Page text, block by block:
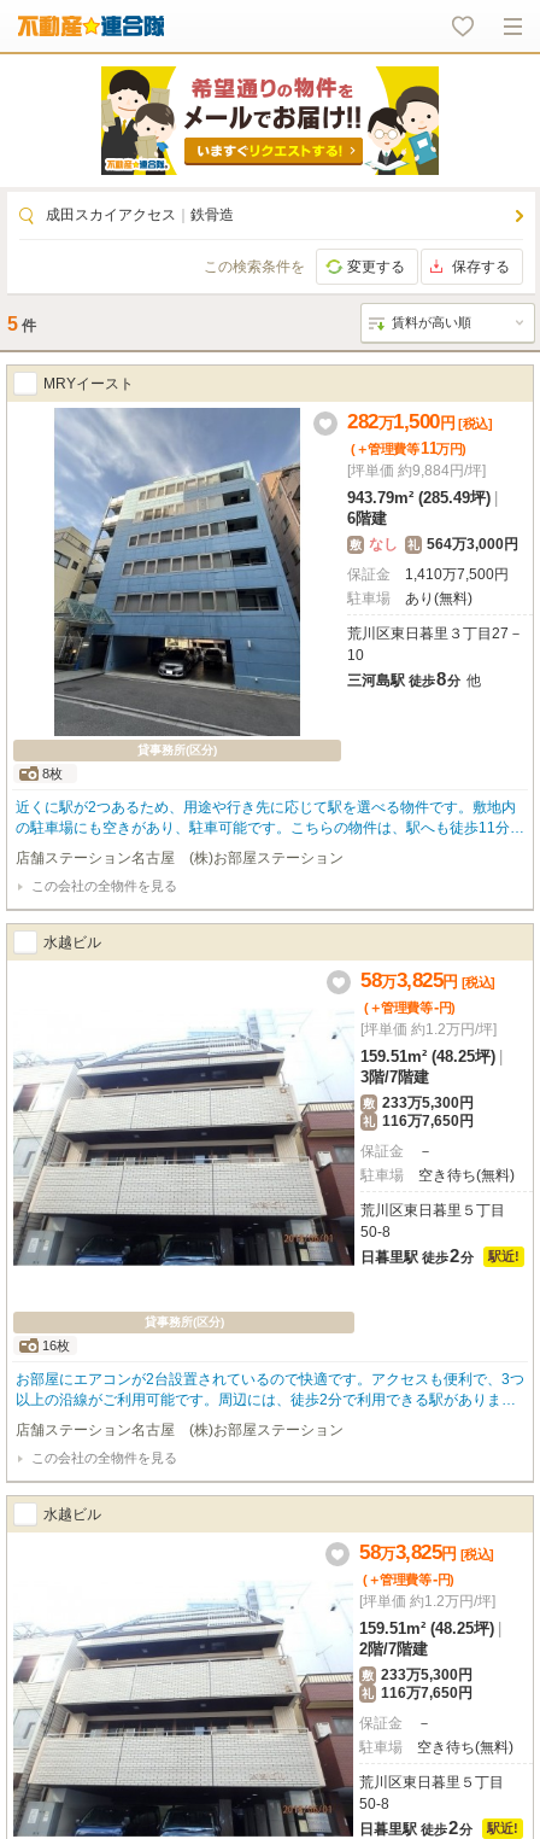
成田スカイアクセス 鉄骨造
この検索条件を 変更する 保存する
5 件
MRYイースト
貸事務所(区分)
8枚
282万1,500円 [税込]
(＋管理費等11万円)
[坪単価 約9,884円/坪]
943.79m² (285.49坪)
6階建
敷 なし 礼 564万3,000円
保証金
1,410万7,500円
駐車場
あり(無料)
荒川区東日暮里３丁目27－
10
三河島駅 徒歩8分 他
近くに駅が2つあるため、用途や行き先に応じて駅を選べる物件です。敷地内
の駐車場にも空きがあり、駐車可能です。こちらの物件は、駅へも徒歩11分と
歩いてアクセスできます。
店舗ステーション名古屋 (株)お部屋ステーション
この会社の全物件を見る
水越ビル
貸事務所(区分)
16枚
58万3,825円 [税込]
(＋管理費等-円)
[坪単価 約1.2万円/坪]
159.51m² (48.25坪)
3階/7階建
敷 233万5,300円
礼 116万7,650円
保証金
－
駐車場
空き待ち(無料)
荒川区東日暮里５丁目
50-8
日暮里駅 徒歩2分 駅近!
お部屋にエアコンが2台設置されているので快適です。アクセスも便利で、3つ
以上の沿線がご利用可能です。周辺には、徒歩2分で利用できる駅がありま
す。
店舗ステーション名古屋 (株)お部屋ステーション
この会社の全物件を見る
水越ビル
58万3,825円 [税込]
(＋管理費等-円)
[坪単価 約1.2万円/坪]
159.51m² (48.25坪)
2階/7階建
敷 233万5,300円
礼 116万7,650円
保証金
－
駐車場
空き待ち(無料)
荒川区東日暮里５丁目
50-8
日暮里駅 徒歩2分 駅近!